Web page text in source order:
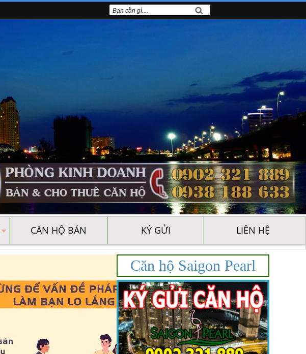
CĂN HỘ BÁN KÝ GỬI LIÊN HỆ
Căn hộ Saigon Pearl